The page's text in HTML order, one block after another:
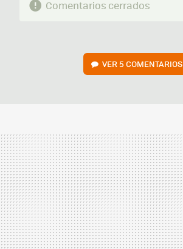
Comentarios cerrados
VER 5 COMENTARIOS